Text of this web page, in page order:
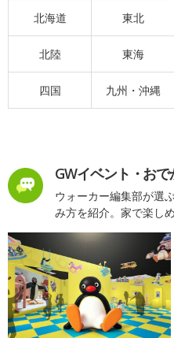
北海道 東北
北陸 東海
四国 九州・沖縄
GWイベント・おで
ウォーカー編集部が選
み方を紹介。家で楽し